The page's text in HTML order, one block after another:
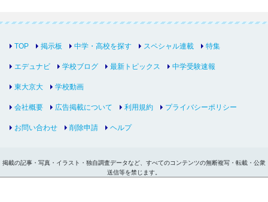
TOP 掲示板 中学・高校を探す スペシャル連載 特集
エデュナビ 学校ブログ 最新トピックス 中学受験速報
東大京大 学校動画
会社概要 広告掲載について 利用規約 プライバシーポリシー
お問い合わせ 削除申請 ヘルプ
掲載の記事・写真・イラスト・独自調査データなど、すべてのコンテンツの無断複写・転載・公衆
送信等を禁じます。